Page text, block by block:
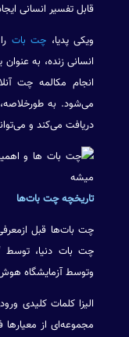
قابل تفسیر انسانی
ویکی پدیا، چت بات
انسانی زنده، به
انجام مکالمه چت
می‌شود. به
دریافت می‌کند و
تاریخچه چت بات‌ها
چت بات‌ها قبل
وتوسط آزمایشگاه
الیزا کلمات کلیدی
مجموعه‌ای از